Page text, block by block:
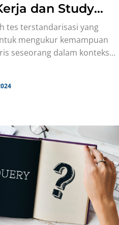
dan Study
tes terstandarisasi yang
mengukur kemampuan
seseorang dalam konteks